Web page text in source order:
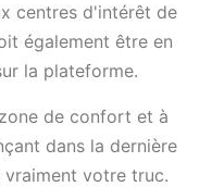
centres d'intérêt de
également être en
la plateforme.
de confort et à
dans la dernière
vraiment votre truc.